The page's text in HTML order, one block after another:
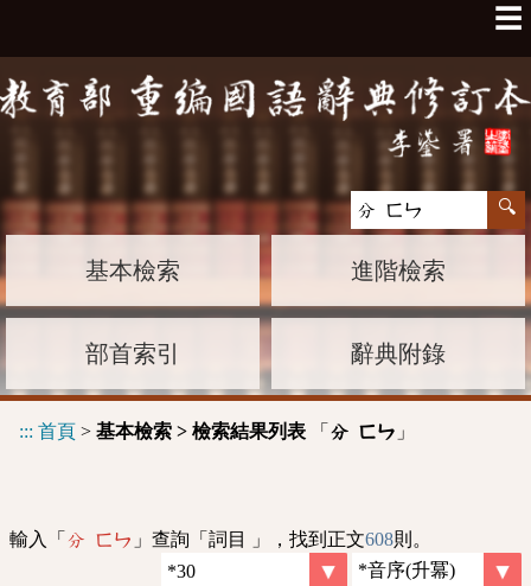
☰
基本檢索 進階檢索
部首索引 辭典附錄
::: 首頁 > 基本檢索 > 檢索結果列表 「 分 ㄈㄣ 」
輸入「 分 ㄈㄣ 」查詢「詞目 」，找到正文608則。